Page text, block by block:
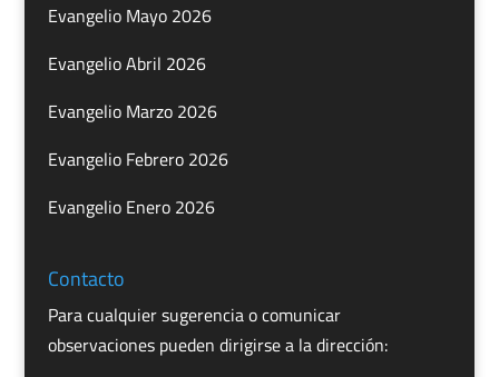
Evangelio Mayo 2026
Evangelio Abril 2026
Evangelio Marzo 2026
Evangelio Febrero 2026
Evangelio Enero 2026
Contacto
Para cualquier sugerencia o comunicar
observaciones pueden dirigirse a la dirección: